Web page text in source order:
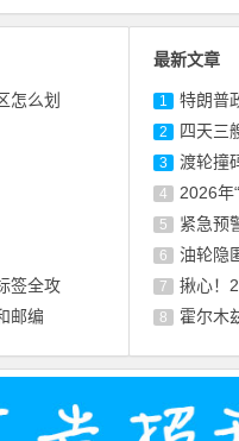
怎么划
签全攻
邮编
最新文章
1 特朗普
2 四天三
3 渡轮撞
4 2026年
5 紧急预
6 油轮隐
7 揪心！
8 霍尔木